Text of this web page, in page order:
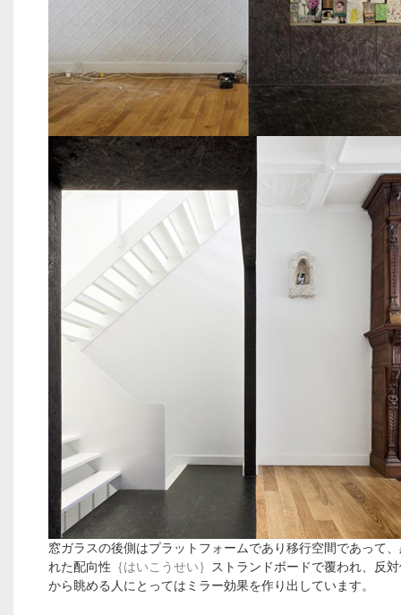
窓ガラスの後側はプラットフォームであり移行空間であって
れた配向性 ｛はいこうせい｝
ストランドボードで覆われ、反
から眺める人にとってはミラー効果を作り出しています。